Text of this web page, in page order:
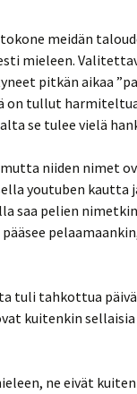
meidän
mieleen.
pitkän aikaa
tullut
se tulee vielä
niiden nimet
youtuben kautta
saa pelien
tuli tahkottua
kuitenkin
ne eivät